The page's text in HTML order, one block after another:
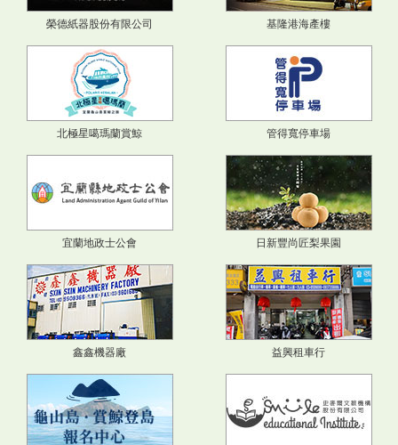
榮德紙器股份有限公司 基隆港海產樓
北極星噶瑪蘭賞鯨 管得寬停車場
宜蘭地政士公會 日新豐尚匠梨果園
鑫鑫機器廠 益興租車行